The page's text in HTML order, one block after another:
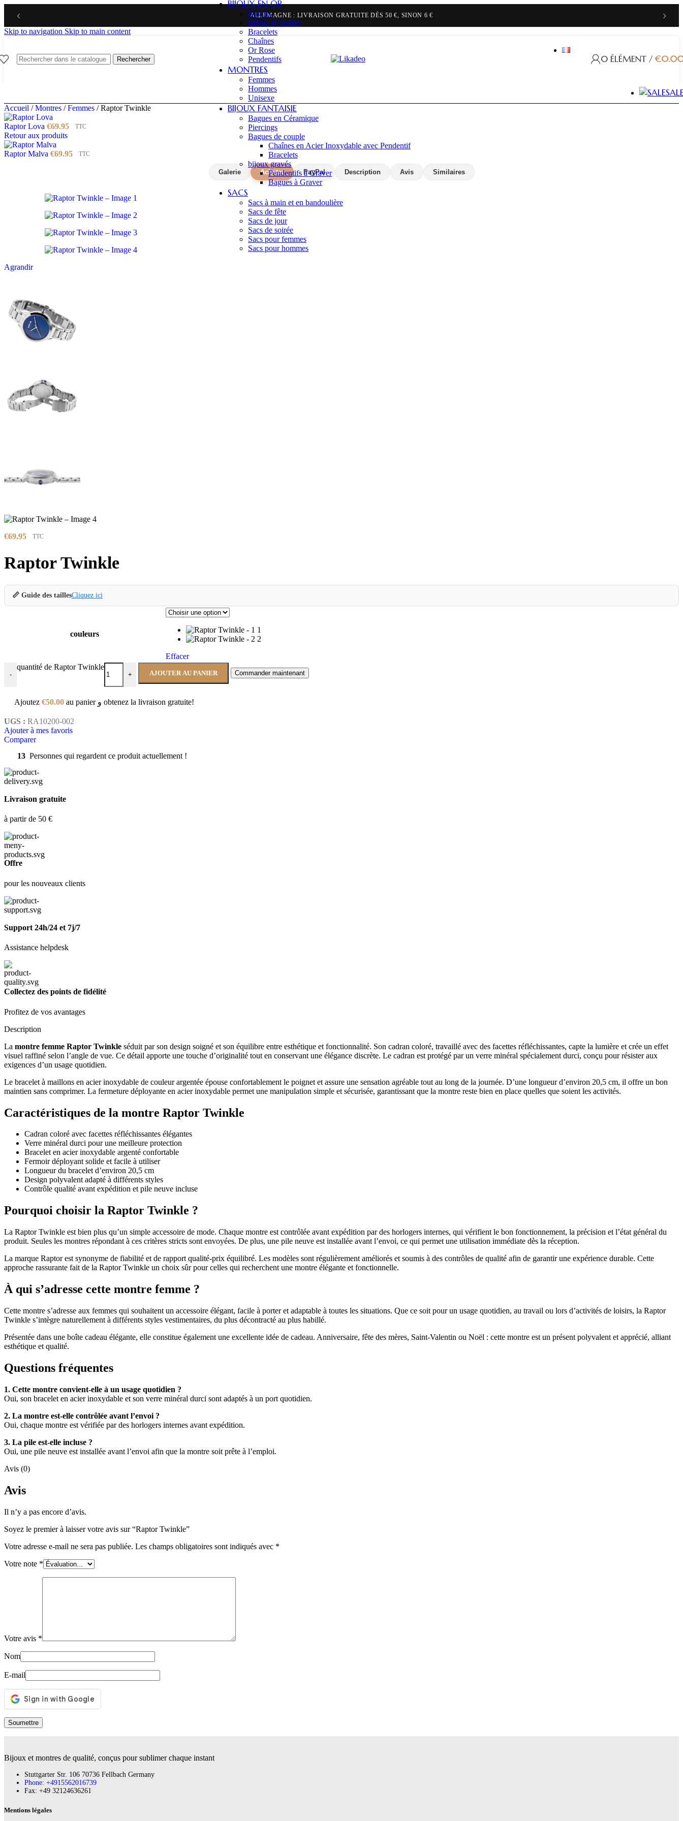
‹ ALLEMAGNE : LIVRAISON GRATUITE DÈS 50 €, SINON 6 €
BELGIQUE & PAYS-BAS : LIVRAISON GRATUITE DÈS 70 €, SINON 9,90 € ›
Skip to navigation Skip to main content
Rechercher 0 ÉLÉMENT / €
BIJOUX EN OR
Bagues
Bijoux d’oreilles
Bracelets
Chaînes
Or Rose
Pendentifs
MONTRES
Femmes
Hommes
Unisexe
BIJOUX FANTAISIE
Bagues en Céramique
Piercings
Bagues de couple
Chaînes en Acier Inoxydable avec Pendentif
Bracelets
bijoux gravés
Pendentifs à Graver
Bagues à Graver
SACS
Sacs à main et en bandoulière
Sacs de fête
Sacs de jour
Sacs de soirée
Sacs pour femmes
Sacs pour hommes
Accueil / Montres / Femmes / Raptor Twinkle
Raptor Lova €69.95 TTC
Retour aux produits
Raptor Malva €69.95 TTC
Galerie Acheter PayPal Description Avis Similaires
Agrandir
€69.95 TTC
Raptor Twinkle
📏 Guide des taillesCliquez ici
couleurs
1
2
Effacer
-
quantité de Raptor Twinkle
+ AJOUTER AU PANIER Commander maintenant
Ajoutez €50.00 au panier و obtenez la livraison gratuite!
UGS : RA10200-002
Ajouter à mes favoris
Comparer
13 Personnes qui regardent ce produit actuellement !
Livraison gratuite
à partir de 50 €
Offre
pour les nouveaux clients
Support 24h/24 et 7j/7
Assistance helpdesk
Collectez des points de fidélité
Profitez de vos avantages
Description
La montre femme Raptor Twinkle séduit par son design soigné et son équilibre entre esthétique et fonctionnalité. Son cadran coloré, travaillé avec des facettes réfléchissantes, capte la lumière et crée un effet
visuel raffiné selon l’angle de vue. Ce détail apporte une touche d’originalité tout en conservant une élégance discrète. Le cadran est protégé par un verre minéral spécialement durci, conçu pour résister aux
exigences d’un usage quotidien.
Le bracelet à maillons en acier inoxydable de couleur argentée épouse confortablement le poignet et assure une sensation agréable tout au long de la journée. D’une longueur d’environ 20,5 cm, il offre un bon
maintien sans comprimer. La fermeture déployante en acier inoxydable permet une manipulation simple et sécurisée, garantissant que la montre reste bien en place quelles que soient les activités.
Caractéristiques de la montre Raptor Twinkle
Cadran coloré avec facettes réfléchissantes élégantes
Verre minéral durci pour une meilleure protection
Bracelet en acier inoxydable argenté confortable
Fermoir déployant solide et facile à utiliser
Longueur du bracelet d’environ 20,5 cm
Design polyvalent adapté à différents styles
Contrôle qualité avant expédition et pile neuve incluse
Pourquoi choisir la Raptor Twinkle ?
La Raptor Twinkle est bien plus qu’un simple accessoire de mode. Chaque montre est contrôlée avant expédition par des horlogers internes, qui vérifient le bon fonctionnement, la précision et l’état général du
produit. Seules les montres répondant à ces critères stricts sont envoyées. De plus, une pile neuve est installée avant l’envoi, ce qui permet une utilisation immédiate dès la réception.
La marque Raptor est synonyme de fiabilité et de rapport qualité-prix équilibré. Les modèles sont régulièrement améliorés et soumis à des contrôles de qualité afin de garantir une expérience durable. Cette
approche rassurante fait de la Raptor Twinkle un choix sûr pour celles qui recherchent une montre élégante et fonctionnelle.
À qui s’adresse cette montre femme ?
Cette montre s’adresse aux femmes qui souhaitent un accessoire élégant, facile à porter et adaptable à toutes les situations. Que ce soit pour un usage quotidien, au travail ou lors d’activités de loisirs, la Raptor
Twinkle s’intègre naturellement à différents styles vestimentaires, du plus décontracté au plus habillé.
Présentée dans une boîte cadeau élégante, elle constitue également une excellente idée de cadeau. Anniversaire, fête des mères, Saint-Valentin ou Noël : cette montre est un présent polyvalent et apprécié, alliant
esthétique et qualité.
Questions fréquentes
1. Cette montre convient-elle à un usage quotidien ?
Oui, son bracelet en acier inoxydable et son verre minéral durci sont adaptés à un port quotidien.
2. La montre est-elle contrôlée avant l’envoi ?
Oui, chaque montre est vérifiée par des horlogers internes avant expédition.
3. La pile est-elle incluse ?
Oui, une pile neuve est installée avant l’envoi afin que la montre soit prête à l’emploi.
Avis (0)
Avis
Il n’y a pas encore d’avis.
Soyez le premier à laisser votre avis sur “Raptor Twinkle”
Votre adresse e-mail ne sera pas publiée. Les champs obligatoires sont indiqués avec *
Votre note *
Votre avis *
Nom
E-mail
Bijoux et montres de qualité, conçus pour sublimer chaque instant
Stuttgarter Str. 106 70736 Fellbach Germany
Phone: +4915562016739
Fax:‪ +49 32124636261
Mentions légales